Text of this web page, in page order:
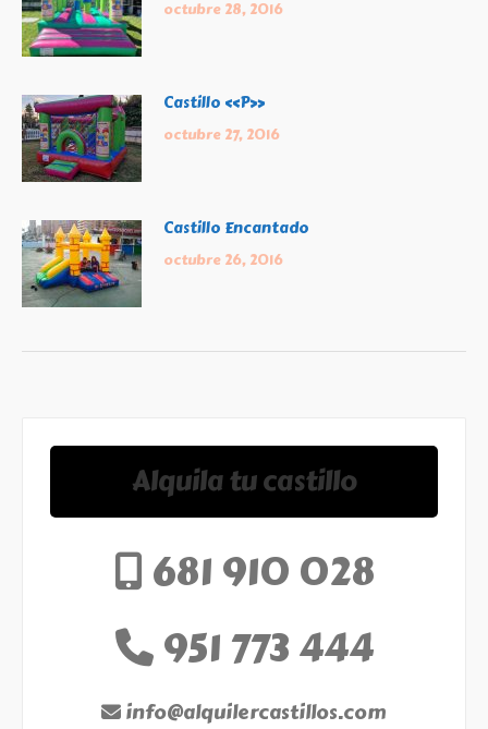
octubre 28, 2016
Castillo «P»
octubre 27, 2016
Castillo Encantado
octubre 26, 2016
Alquila tu castillo
681 910 028
951 773 444
info@alquilercastillos.com